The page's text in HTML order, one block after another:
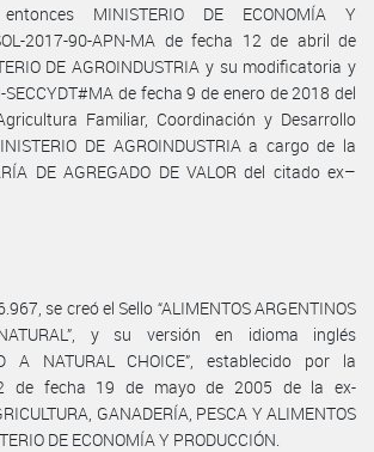
MINISTERIO DE ECONOMÍA Y
2017-90-APN-MA de fecha 12 de abril de
DE AGROINDUSTRIA y su modificatoria y
SECCYDT#MA de fecha 9 de enero de 2018 del
Familiar, Coordinación y Desarrollo
DE AGROINDUSTRIA a cargo de la
DE AGREGADO DE VALOR del citado ex–
se creó el Sello “ALIMENTOS ARGENTINOS
y su versión en idioma inglés
A NATURAL CHOICE”, establecido por la
de fecha 19 de mayo de 2005 de la ex-
GANADERÍA, PESCA Y ALIMENTOS
DE ECONOMÍA Y PRODUCCIÓN.